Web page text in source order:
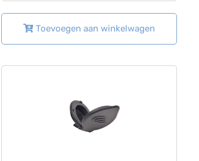
Toevoegen aan winkelwagen